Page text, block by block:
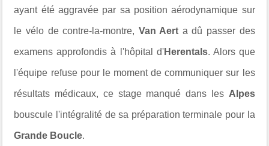
ayant été aggravée par sa position aérodynamique sur
le vélo de contre-la-montre, Van Aert a dû passer des
examens approfondis à l'hôpital d'Herentals. Alors que
l'équipe refuse pour le moment de communiquer sur les
résultats médicaux, ce stage manqué dans les Alpes
bouscule l'intégralité de sa préparation terminale pour la
Grande Boucle.